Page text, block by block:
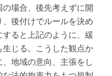
場合、後先考えずに開
後付けでルールを決め
ると上記のように、緩
じる。こうした観点か
地域の意向、主張をし